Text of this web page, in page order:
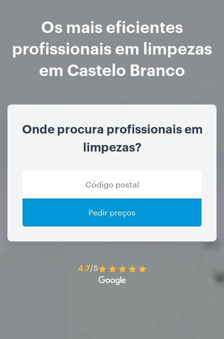
Os mais eficientes
profissionais em limpezas
em Castelo Branco
Onde procura profissionais em
limpezas?
Pedir preços
4.7/5